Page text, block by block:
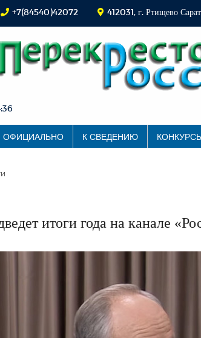
+7(84540)42072 412031, г. Ртищево
ОФИЦИАЛЬНО К СВЕДЕНИЮ
итоги года на канале